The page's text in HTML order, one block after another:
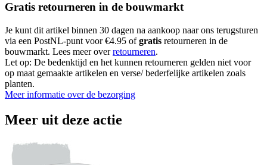
Gratis retourneren in de bouwmarkt
Je kunt dit artikel binnen 30 dagen na aankoop naar ons terugsturen
via een PostNL-punt voor €4.95 ofgratis retourneren in de
bouwmarkt. Lees meer overretourneren.
Let op: De bedenktijd en het kunnen retourneren gelden niet voor
op maat gemaakte artikelen en verse/ bederfelijke artikelen zoals
planten.
Meer informatie over de bezorging
Meer uit deze actie